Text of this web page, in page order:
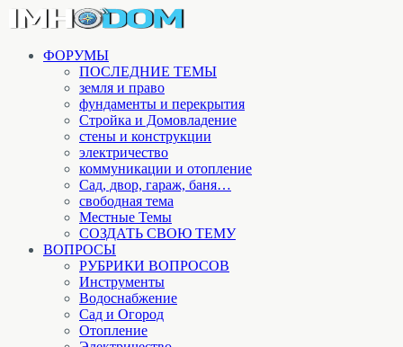
ФОРУМЫ
ПОСЛЕДНИЕ ТЕМЫ
земля и право
фундаменты и перекрытия
Стройка и Домовладение
стены и конструкции
электричество
коммуникации и отопление
Cад, двор, гараж, баня…
свободная тема
Местные Темы
СОЗДАТЬ СВОЮ ТЕМУ
ВОПРОСЫ
РУБРИКИ ВОПРОСОВ
Инструменты
Водоснабжение
Сад и Огород
Отопление